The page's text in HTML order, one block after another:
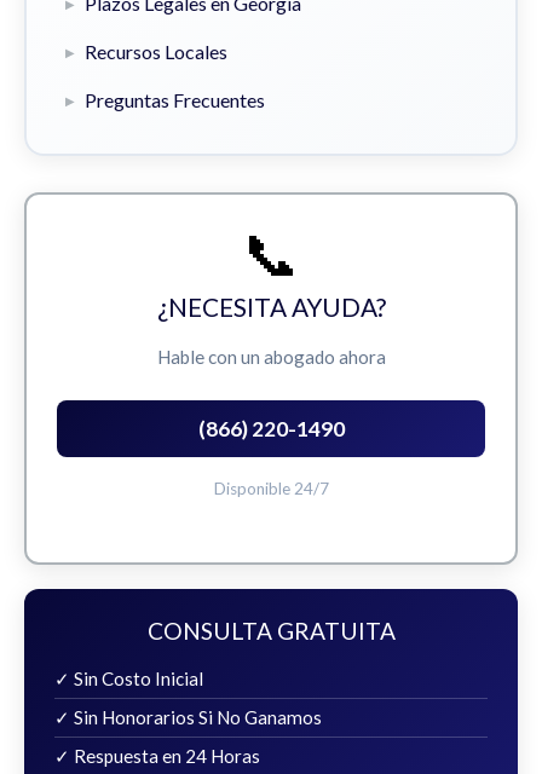
Recursos Locales
Preguntas Frecuentes
📞
¿NECESITA AYUDA?
Hable con un abogado ahora
(866) 220-1490
Disponible 24/7
CONSULTA GRATUITA
✓ Sin Costo Inicial
✓ Sin Honorarios Si No Ganamos
✓ Respuesta en 24 Horas